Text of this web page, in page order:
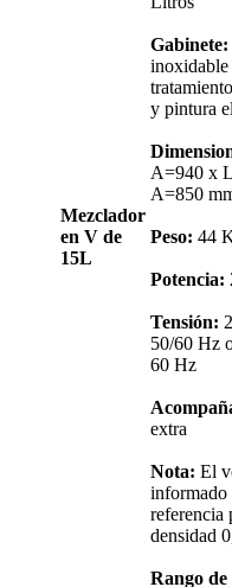
Mezclador
en V de
15L
Gabinete:
inoxidable
y pintura
A=940 x
A=850
Peso: 44
Potencia:
Tensión:
50/60 Hz
60 Hz
extra
Nota: El
informado
referencia
densidad
Rango